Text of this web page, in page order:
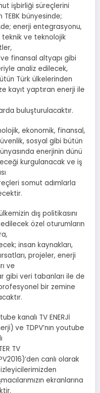
işbirliği süreçlerini
bünyesinde;
enerji entegrasyonu,
teknik ve teknolojik
finansal altyapı gibi
analiz edilecek,
Türk ülkelerinden
kayıt yaptıran enerji ile
buluşturulacaktır.
ekonomik, finansal,
sosyal gibi bütün
enerjinin dünü
kurgulanacak ve iş
somut adımlarla
dış politikasını
özel oturumların
insan kaynakları,
projeler, enerji
ve
gibi veri tabanları ile de
bir zemine
kanalı TV ENERJİ
ve TDPV’nın youtube
TV
canlı olarak
ekranlarına